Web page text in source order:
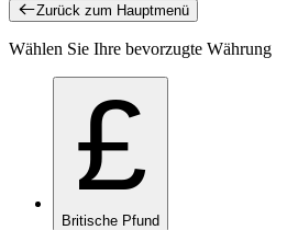
Zurück zum Hauptmenü
Wählen Sie Ihre bevorzugte Währung
£
Britische Pfund